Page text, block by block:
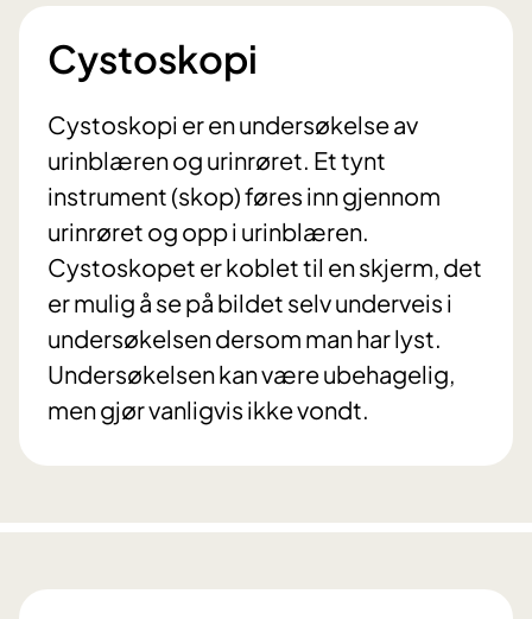
Cystoskopi
Cystoskopi er en undersøkelse av
urinblæren og urinrøret. Et tynt
instrument (skop) føres inn gjennom
urinrøret og opp i urinblæren.
Cystoskopet er koblet til en skjerm, det
er mulig å se på bildet selv underveis i
undersøkelsen dersom man har lyst.
Undersøkelsen kan være ubehagelig,
men gjør vanligvis ikke vondt.